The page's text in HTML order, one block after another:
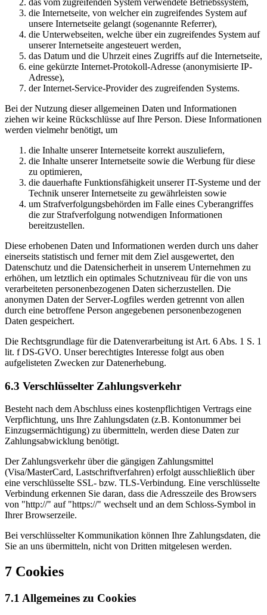
das vom zugreifenden System verwendete Betriebssystem,
die Internetseite, von welcher ein zugreifendes System auf
unsere Internetseite gelangt (sogenannte Referrer),
die Unterwebseiten, welche über ein zugreifendes System auf
unserer Internetseite angesteuert werden,
das Datum und die Uhrzeit eines Zugriffs auf die Internetseite,
eine gekürzte Internet-Protokoll-Adresse (anonymisierte IP-
Adresse),
der Internet-Service-Provider des zugreifenden Systems.
Bei der Nutzung dieser allgemeinen Daten und Informationen
ziehen wir keine Rückschlüsse auf Ihre Person. Diese Informationen
werden vielmehr benötigt, um
die Inhalte unserer Internetseite korrekt auszuliefern,
die Inhalte unserer Internetseite sowie die Werbung für diese
zu optimieren,
die dauerhafte Funktionsfähigkeit unserer IT-Systeme und der
Technik unserer Internetseite zu gewährleisten sowie
um Strafverfolgungsbehörden im Falle eines Cyberangriffes
die zur Strafverfolgung notwendigen Informationen
bereitzustellen.
Diese erhobenen Daten und Informationen werden durch uns daher
einerseits statistisch und ferner mit dem Ziel ausgewertet, den
Datenschutz und die Datensicherheit in unserem Unternehmen zu
erhöhen, um letztlich ein optimales Schutzniveau für die von uns
verarbeiteten personenbezogenen Daten sicherzustellen. Die
anonymen Daten der Server-Logfiles werden getrennt von allen
durch eine betroffene Person angegebenen personenbezogenen
Daten gespeichert.
Die Rechtsgrundlage für die Datenverarbeitung ist Art. 6 Abs. 1 S. 1
lit. f DS-GVO. Unser berechtigtes Interesse folgt aus oben
aufgelisteten Zwecken zur Datenerhebung.
6.3 Verschlüsselter Zahlungsverkehr
Besteht nach dem Abschluss eines kostenpflichtigen Vertrags eine
Verpflichtung, uns Ihre Zahlungsdaten (z.B. Kontonummer bei
Einzugsermächtigung) zu übermitteln, werden diese Daten zur
Zahlungsabwicklung benötigt.
Der Zahlungsverkehr über die gängigen Zahlungsmittel
(Visa/MasterCard, Lastschriftverfahren) erfolgt ausschließlich über
eine verschlüsselte SSL- bzw. TLS-Verbindung. Eine verschlüsselte
Verbindung erkennen Sie daran, dass die Adresszeile des Browsers
von "http://" auf "https://" wechselt und an dem Schloss-Symbol in
Ihrer Browserzeile.
Bei verschlüsselter Kommunikation können Ihre Zahlungsdaten, die
Sie an uns übermitteln, nicht von Dritten mitgelesen werden.
7 Cookies
7.1 Allgemeines zu Cookies